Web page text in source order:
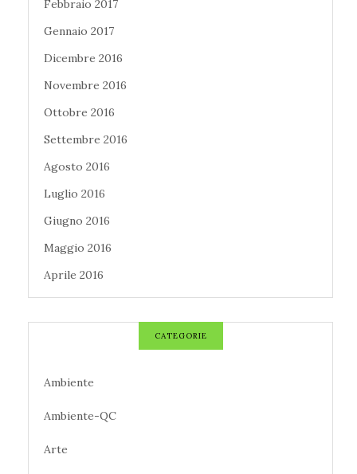
Febbraio 2017
Gennaio 2017
Dicembre 2016
Novembre 2016
Ottobre 2016
Settembre 2016
Agosto 2016
Luglio 2016
Giugno 2016
Maggio 2016
Aprile 2016
CATEGORIE
Ambiente
Ambiente-QC
Arte